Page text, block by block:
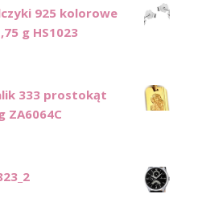
925 kolorowe
g HS1023
333 prostokąt
ZA6064C